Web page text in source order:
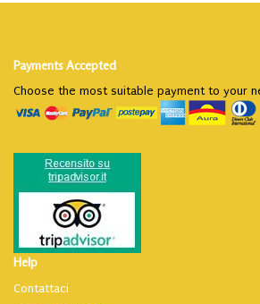
Payments Accepted
Choose the most suitable payment to your
Help
Contattaci